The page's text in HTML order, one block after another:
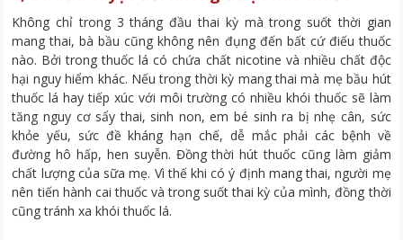
Không chỉ trong 3 tháng đầu thai kỳ mà trong suốt thời gian
mang thai, bà bầu cũng không nên đụng đến bất cứ điếu thuốc
nào. Bởi trong thuốc lá có chứa chất nicotine và nhiều chất độc
hại nguy hiểm khác. Nếu trong thời kỳ mang thai mà mẹ bầu hút
thuốc lá hay tiếp xúc với môi trường có nhiều khói thuốc sẽ làm
tăng nguy cơ sẩy thai, sinh non, em bé sinh ra bị nhẹ cân, sức
khỏe yếu, sức đề kháng hạn chế, dễ mắc phải các bệnh về
đường hô hấp, hen suyễn. Đồng thời hút thuốc cũng làm giảm
chất lượng của sữa mẹ. Vì thế khi có ý định mang thai, người mẹ
nên tiến hành cai thuốc và trong suốt thai kỳ của mình, đồng thời
cũng tránh xa khói thuốc lá.